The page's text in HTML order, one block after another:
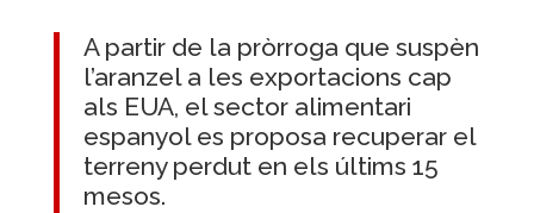
A partir de la pròrroga que suspèn
l’aranzel a les exportacions cap
als EUA, el sector alimentari
espanyol es proposa recuperar el
terreny perdut en els últims 15
mesos.